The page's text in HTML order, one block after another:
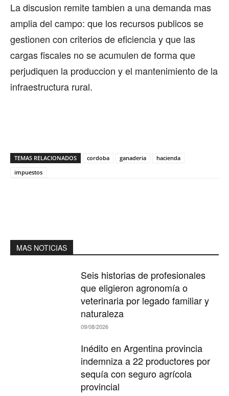
La discusion remite tambien a una demanda mas
amplia del campo: que los recursos publicos se
gestionen con criterios de eficiencia y que las
cargas fiscales no se acumulen de forma que
perjudiquen la produccion y el mantenimiento de la
infraestructura rural.
TEMAS RELACIONADOS cordoba ganaderia
hacienda
impuestos
MAS NOTICIAS
Seis historias de profesionales
que eligieron agronomía o
veterinaria por legado familiar y
naturaleza
09/08/2026
Inédito en Argentina provincia
indemniza a 22 productores por
sequía con seguro agrícola
provincial